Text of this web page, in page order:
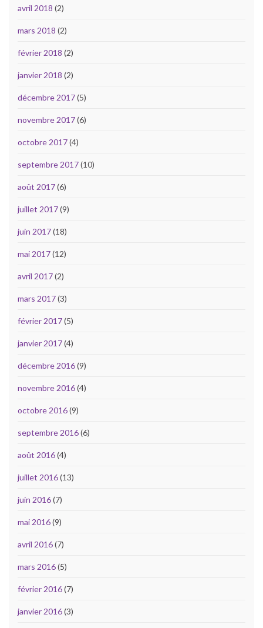
avril 2018 (2)
mars 2018 (2)
février 2018 (2)
janvier 2018 (2)
décembre 2017(5)
novembre 2017(6)
octobre 2017(4)
septembre 2017(10)
août 2017(6)
juillet 2017(9)
juin 2017(18)
mai 2017(12)
avril 2017(2)
mars 2017(3)
février 2017(5)
janvier 2017(4)
décembre 2016(9)
novembre 2016(4)
octobre 2016(9)
septembre 2016(6)
août 2016(4)
juillet 2016(13)
juin 2016(7)
mai 2016(9)
avril 2016(7)
mars 2016(5)
février 2016(7)
janvier 2016(3)